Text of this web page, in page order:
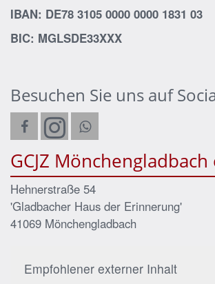
IBAN: DE78 3105 0000 0000 1831 03
BIC: MGLSDE33XXX
Besuchen Sie uns auf
GCJZ Mönchengladbach
Hehnerstraße 54
'Gladbacher Haus der Erinnerung'
41069 Mönchengladbach
Empfohlener externer Inhalt